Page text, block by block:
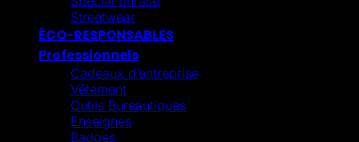
Streetwear
ÉCO-RESPONSABLES
Professionnels
Cadeaux d’entreprise
Vêtement
Outils Bureautiques
Enseignes
Badges